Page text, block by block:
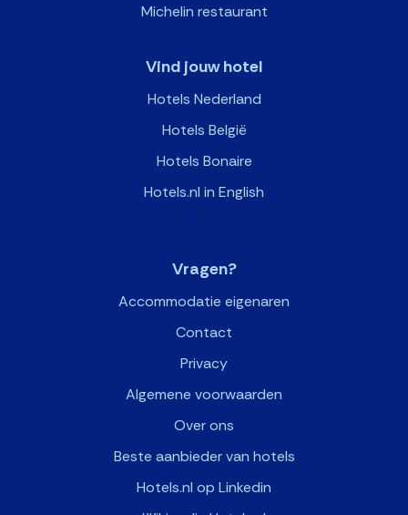
Michelin restaurant
Vind jouw hotel
Hotels Nederland
Hotels België
Hotels Bonaire
Hotels.nl in English
>
Vragen?
Accommodatie eigenaren
Contact
Privacy
Algemene voorwaarden
Over ons
Beste aanbieder van hotels
Hotels.nl op Linkedin